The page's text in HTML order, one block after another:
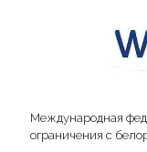
Международная
ограничения с